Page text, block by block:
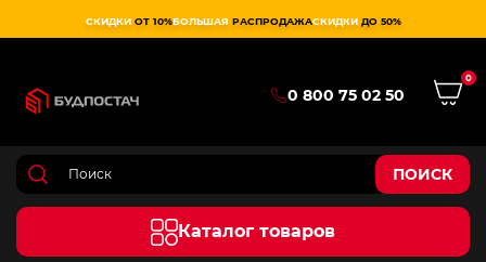
СКИДКИ ОТ 10%БОЛЬШАЯ РАСПРОДАЖАСКИДКИ ДО 50%
0 800 75 02 50
0
ПОИСК
Каталог товаров